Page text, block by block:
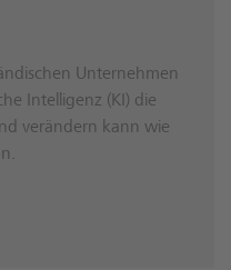
Unternehmen
Intelligenz (KI) die
verändern kann wie